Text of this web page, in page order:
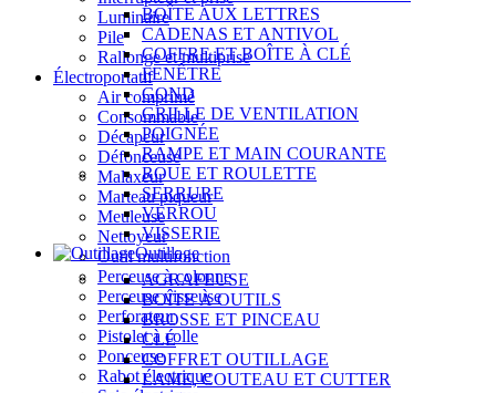
Luminaire
Pile
Rallonge et multiprise
Électroportatif
Air comprimé
Consommable
Décapeur
Défonceuse
Malaxeur
Marteau piqueur
Meuleuse
Nettoyeur
Outil multifonction
Perceuse à colonne
Perceuse visseuse
Perforateur
Pistolet à colle
Ponceuse
Rabot électrique
BOÎTE AUX LETTRES
CADENAS ET ANTIVOL
COFFRE ET BOÎTE À CLÉ
FENÊTRE
GOND
GRILLE DE VENTILATION
POIGNÉE
RAMPE ET MAIN COURANTE
ROUE ET ROULETTE
SERRURE
VERROU
VISSERIE
Outillage
AGRAFEUSE
BOÎTE À OUTILS
BROSSE ET PINCEAU
CLÉ
COFFRET OUTILLAGE
LAME, COUTEAU ET CUTTER